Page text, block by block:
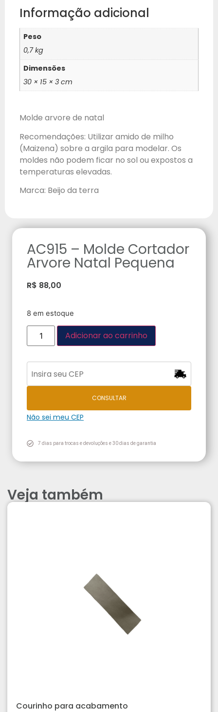
Informação adicional
Peso
0,7 kg
Dimensões
30 × 15 × 3 cm
Molde arvore de natal
Recomendações: Utilizar amido de milho
(Maizena) sobre a argila para modelar. Os
moldes não podem ficar no sol ou expostos a
temperaturas elevadas.
Marca: Beijo da terra
AC915 – Molde Cortador
Arvore Natal Pequena
R$ 88,00
8 em estoque
Adicionar ao carrinho
CONSULTAR
Não sei meu CEP
7 dias para trocas e devoluções e 30 dias de garantia
Veja também
Courinho para acabamento